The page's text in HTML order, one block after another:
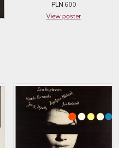
PLN 600
View poster